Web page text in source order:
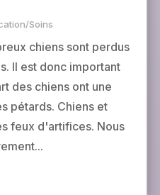
Soins
chiens sont perdus
Il est donc important
des chiens ont une
pétards. Chiens et
feux d'artifices. Nous